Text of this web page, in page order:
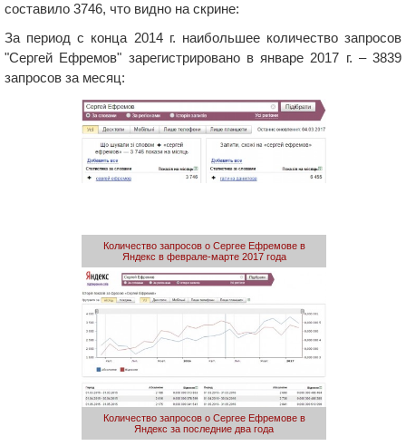
составило 3746, что видно на скрине:
За период с конца 2014 г. наибольшее количество запросов
"Сергей Ефремов" зарегистрировано в январе 2017 г. – 3839
запросов за месяц:
Количество запросов о Сергее Ефремове в
Яндекс в феврале-марте 2017 года
Количество запросов о Сергее Ефремове в
Яндекс за последние два года